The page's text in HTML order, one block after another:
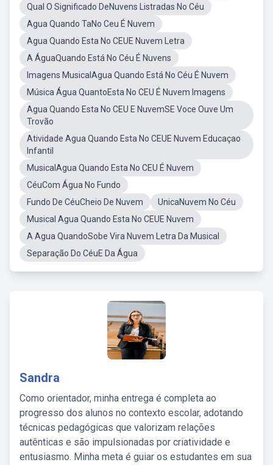
Qual O Significado DeNuvens Listradas No Céu
Agua Quando TaNo Ceu É Nuvem
Agua Quando Esta No CEUE Nuvem Letra
A ÁguaQuando Está No Céu É Nuvens
Imagens MusicalAgua Quando Está No Céu É Nuvem
Música Água QuantoEsta No CEU É Nuvem Imagens
Agua Quando Esta No CEU E NuvemSE Voce Ouve Um
Trovão
Atividade Agua Quando Esta No CEUE Nuvem Educaçao
Infantil
MusicalAgua Quando Esta No CEU É Nuvem
CéuCom Água No Fundo
Fundo De CéuCheio De Nuvem
UnicaNuvem No Céu
Musical Agua Quando Esta No CEUE Nuvem
A Agua QuandoSobe Vira Nuvem Letra Da Musical
Separação Do CéuE Da Água
Sandra
Como orientador, minha entrega é completa ao
progresso dos alunos no contexto escolar, adotando
técnicas pedagógicas que valorizam relações
autênticas e são impulsionadas por criatividade e
entusiasmo. Minha meta é guiar os estudantes em sua